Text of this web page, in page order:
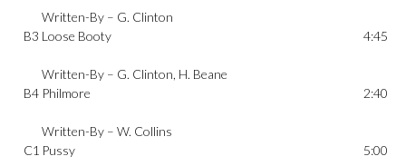
Written-By – G. Clinton
B3 Loose Booty
Written-By – G. Clinton, H. Beane
4:45
B4 Philmore
Written-By –W. Collins
2:40
C1 Pussy 5:00